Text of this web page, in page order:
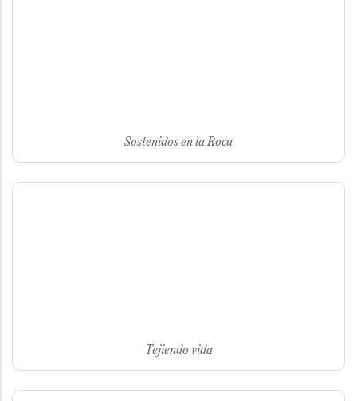
Sostenidos en la Roca
Tejiendo vida